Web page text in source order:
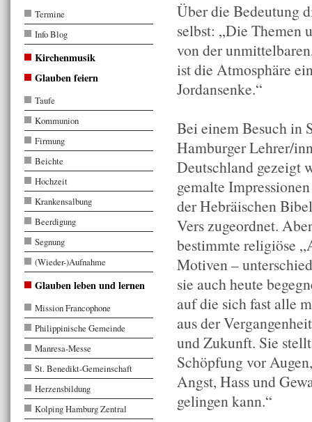
Über die Bedeutung
selbst: „Die Themen
von der
ist die Atmosphäre
Jordansenke.“
Bei einem Besuch in
Hamburger Lehrer/
Deutschland gezeigt
gemalte
der Hebräischen
Vers zugeordnet.
bestimmte religiöse
Motiven –
sie auch heute
auf die sich fast alle
aus der
und Zukunft. Sie
Schöpfung vor
Angst, Hass und
gelingen kann.“
Termine
Info Blog
Kirchenmusik
Glauben feiern
Taufe
Kommunion
Firmung
Beichte
Hochzeit
Krankensalbung
Beerdigung
Segnung
(Wieder-)Aufnahme
Glauben leben und lernen
Mission Francophone
Philippinische Gemeinde
Manresa-Messe
St. Benedikt-Gemeinschaft
Herzensbildung
Kolping Hamburg Zentral